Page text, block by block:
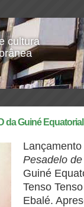
cultura
da Guiné Equatorial
Pesadelo
Guiné
Tenso
Ebalé.